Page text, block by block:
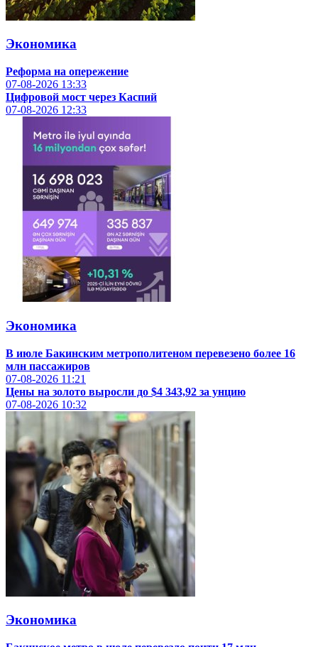
Экономика
Реформа на опережение
07-08-2026 13:33
Цифровой мост через Каспий
07-08-2026 12:33
Экономика
В июле Бакинским метрополитеном перевезено более 16
млн пассажиров
07-08-2026 11:21
Цены на золото выросли до $4 343,92 за унцию
07-08-2026 10:32
Экономика